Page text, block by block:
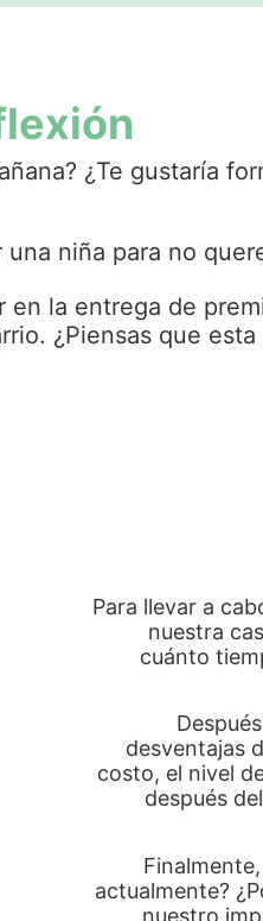
¿Te gustaría
niña para no
en la entrega de
¿Piensas que
Para llevar a
nuestra
cuánto
desventajas
costo, el nivel
después
actualmente?
nuestro